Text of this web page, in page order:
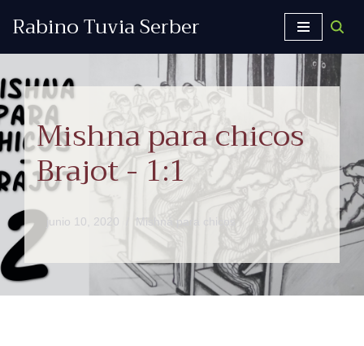
contenido
Rabino Tuvia Serber
Mishna para chicos
Brajot - 1:1
junio 10, 2020 Mishná para chicos